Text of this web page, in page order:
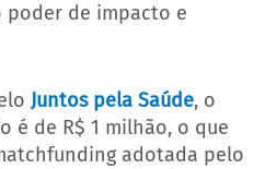
poder de impacto e
Juntos pela Saúde, o
é de R$ 1 milhão, o que
adotada pelo